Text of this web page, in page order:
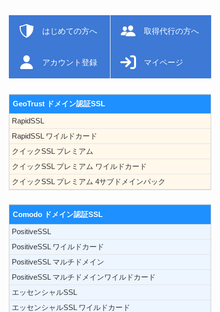
はじめての方へ 取得代行の方へ
アカウント登録 マイページ
GeoTrust ドメイン認証SSL
RapidSSL
RapidSSL ワイルドカード
クイックSSL プレミアム
クイックSSL プレミアム ワイルドカード
クイックSSL プレミアム 4サブドメインパック
Comodo ドメイン認証SSL
PositiveSSL
PositiveSSL ワイルドカード
PositiveSSL マルチドメイン
PositiveSSL マルチドメインワイルドカード
エッセンシャルSSL
エッセンシャルSSL ワイルドカード